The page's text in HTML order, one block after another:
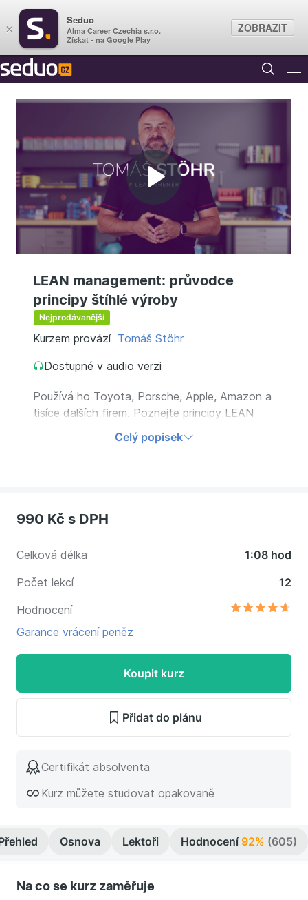
Přehrát
video
LEAN management: průvodce
principy štíhlé výroby
Nejprodávanější
Kurzem provází Tomáš Stöhr
Dostupné v audio verzi
Používá ho Toyota, Porsche, Apple, Amazon a
tisíce dalších firem. Poznejte principy LEAN
managementu, štíhlého řízení výroby, a získejte
odvahu měnit vlastní procesy.
Celý popisek
990 Kč s DPH
Celková délka
1:08 hod
Počet lekcí
12
Hodnocení
Garance vrácení peněz
Koupit kurz
Přidat do plánu
Certifikát absolventa
Kurz můžete studovat opakovaně
Osnova Lektoři Hodnocení 92% (605)
Na co se kurz zaměřuje
×
Seduo
Alma Career Czechia s.r.o.
Získat - na Google Play
ZOBRAZIT